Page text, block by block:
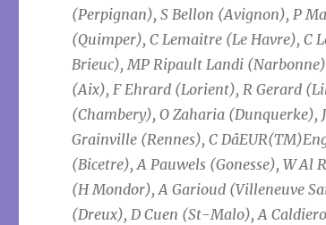
(Perpignan), S Bellon (Avignon), P
(Quimper), C Lemaitre (Le Havre), C
Brieuc), MP Ripault Landi
(Aix), F Ehrard (Lorient), R Gerard
(Chambery), O Zaharia (Dunquerke),
Grainville (Rennes), C
(Bicetre), A Pauwels (Gonesse), W
(H Mondor), A Garioud (Villeneuve
(Dreux), D Cuen (St-Malo), A